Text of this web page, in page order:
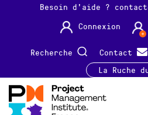
Besoin d'aide ?
Connexion
Recherche Contact
La Ruche